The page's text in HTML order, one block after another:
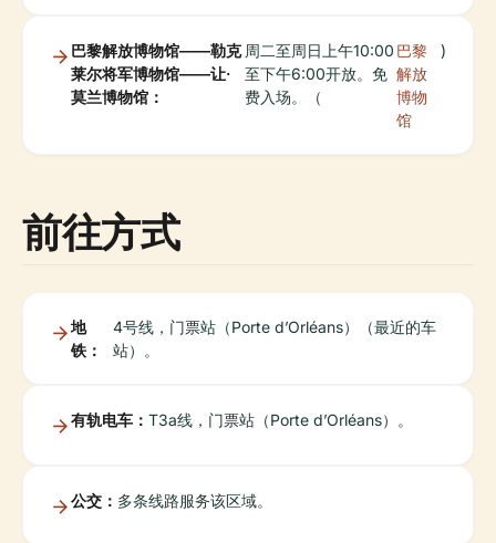
巴黎解放博物馆——勒克
莱尔将军博物馆——让·
莫兰博物馆：
周二至周日上午10:00
至下午6:00开放。免
费入场。（
巴黎
解放
博物
馆
)
前往方式
地
铁：
4号线，门票站（Porte d’Orléans）（最近的车
站）。
有轨电车： T3a线，门票站（Porte d’Orléans）。
公交： 多条线路服务该区域。